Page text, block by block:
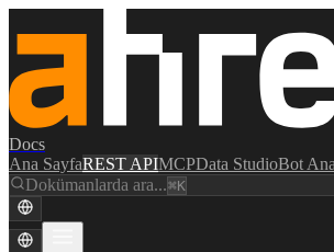
Docs
Ana SayfaREST APIMCPData StudioBot
Dokümanlarda ara...⌘K